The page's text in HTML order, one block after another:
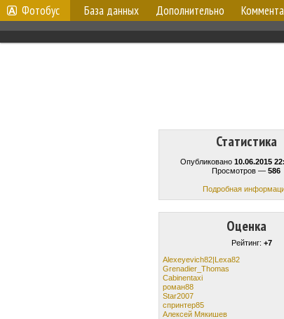
Фотобус База данных Дополнительно
Статистика
Опубликовано 10.06.2015
Просмотров — 586
Подробная
Оценка
Рейтинг: +7
Alexeyevich82|Lexa82
Grenadier_Thomas
Cabinentaxi
роман88
Star2007
спринтер85
Алексей Мякишев